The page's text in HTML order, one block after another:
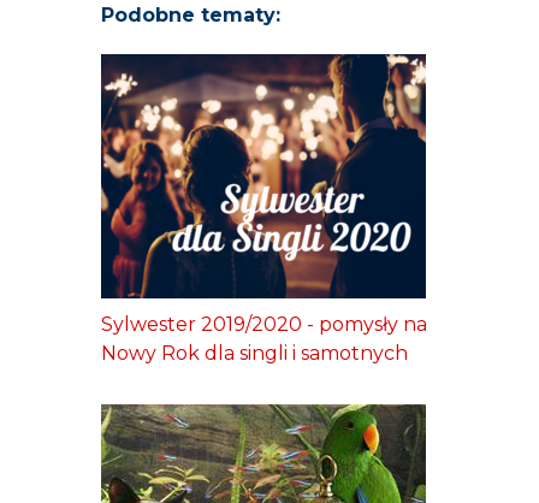
Podobne tematy:
Sylwester 2019/2020 - pomysły na
Nowy Rok dla singli i samotnych